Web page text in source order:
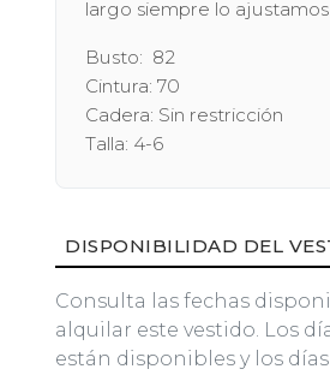
largo siempre lo
Busto: 82
Cintura: 70
Cadera: Sin restricción
Talla: 4-6
DISPONIBILIDAD DEL
Consulta las fechas
alquilar este vestido. Los
están disponibles y los